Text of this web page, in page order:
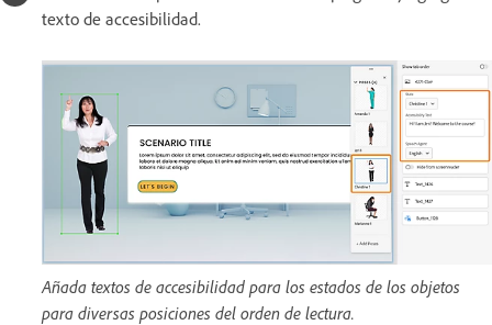
texto de accesibilidad.
Añada textos de accesibilidad para los estados de los objetos
para diversas posiciones del orden de lectura.